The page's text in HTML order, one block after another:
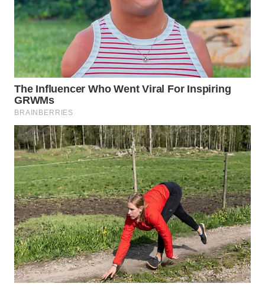
LIKUPANG
LABUANBAJO
WN
BORNEO
Wahana
Media
Group
WAHANA
NEWS
WAHANA
TANI
WAHANA
ADVOKAT